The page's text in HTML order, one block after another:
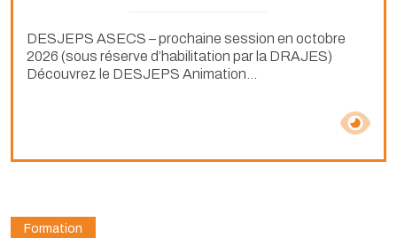
DESJEPS ASECS – prochaine session en octobre
2026 (sous réserve d’habilitation par la DRAJES)
Découvrez le DESJEPS Animation...
Formation